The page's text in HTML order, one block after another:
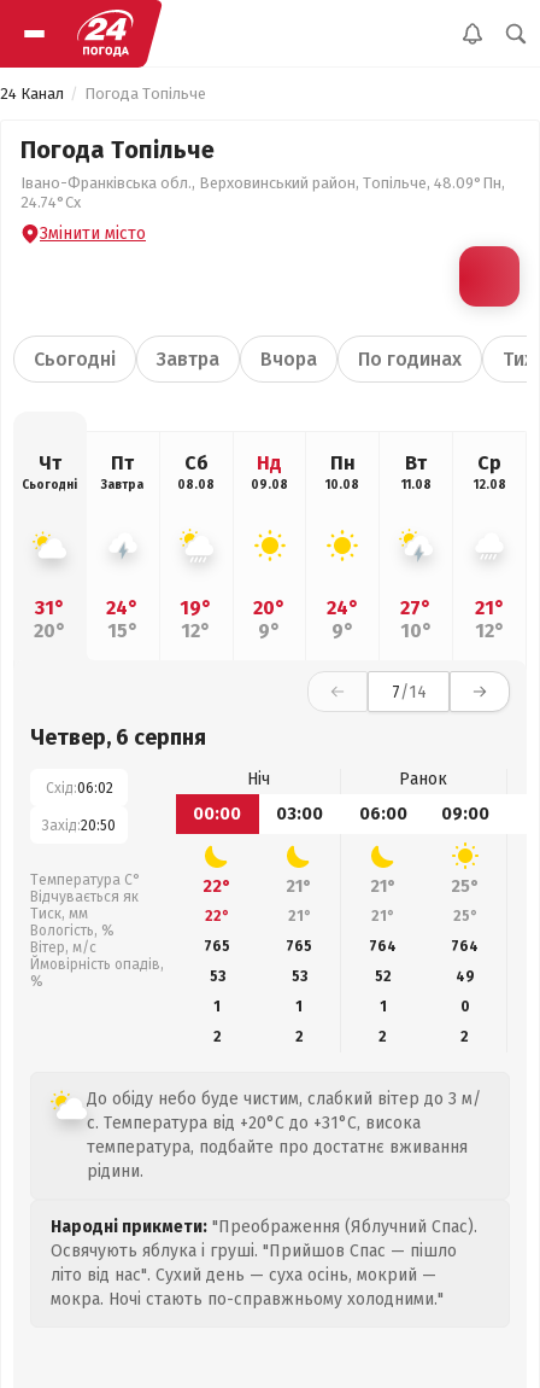
24 Канал Погода Топільче
Погода Топільче
Івано-Франківська обл., Верховинський район, Топільче, 48.09°Пн,
24.74°Сх
Змінити місто
Сьогодні Завтра Вчора По годинах
Чт
Сьогодні
31°
20°
Пт
Завтра
24°
15°
Сб
08.08
19°
12°
Нд
09.08
20°
9°
Пн
10.08
24°
9°
Вт
11.08
27°
10°
Ср
12.08
21°
12°
7/14
Четвер, 6 серпня
Схід:06:02
Захід:20:50
Температура С°
Відчувається як
Тиск, мм
Вологість, %
Вітер, м/с
Ймовірність опадів,
%
Ніч
Ранок
00:00
03:00 06:00 09:00
22° 21° 21° 25°
22° 21° 21° 25°
765
765 764 764
53
53 52
49
1
1 1
0
2
2 2 2
До обіду небо буде чистим, слабкий вітер до 3 м/
с. Температура від +20°C до +31°C, висока
температура, подбайте про достатнє вживання
рідини.
Народні прикмети: "Преображення (Яблучний Спас).
Освячують яблука і груші. "Прийшов Спас — пішло
літо від нас". Сухий день — суха осінь, мокрий —
мокра. Ночі стають по-справжньому холодними."